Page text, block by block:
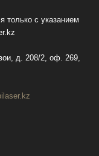
только с указанием
д. 208/2, оф. 269,